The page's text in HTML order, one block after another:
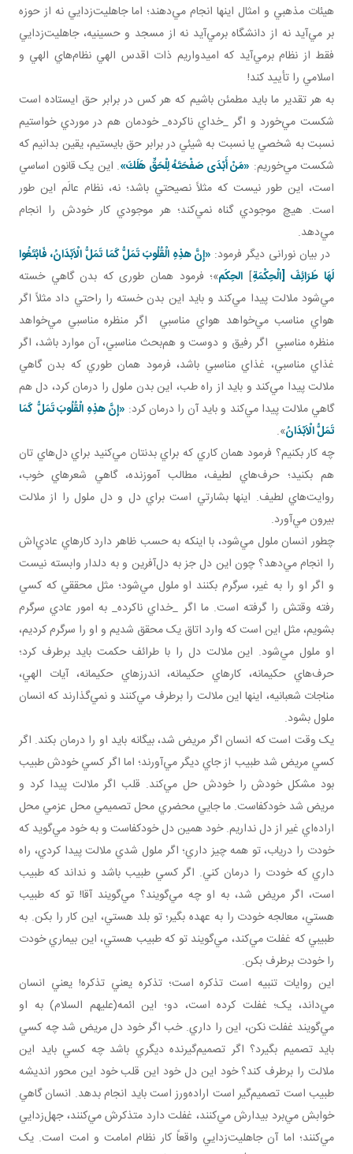
هيئات مذهبي و امثال اينها انجام مي‌دهند؛ اما جاهليت‌زدايي نه از حوزه
بر مي‌آيد نه از دانشگاه برمي‌آيد نه از مسجد و حسينيه، جاهليت‌زدايي
فقط از نظام برمي‌آيد که اميدواريم ذات اقدس الهي نظام‌هاي الهي و
اسلامي را تأييد کند!
به هر تقدير ما بايد مطمئن باشيم که هر کس در برابر حق ايستاده است
شکست مي‌خورد و اگر _خداي ناکرده_ خودمان هم در موردي خواستيم
نسبت به شخصي يا نسبت به شيئي در برابر حق بايستيم، يقين بدانيم که
شکست مي‌خوريم: «مَنْ أَبْدَى صَفْحَتَهُ لِلْحَقِّ هَلَكَ». اين يک قانون اساسي
است، اين‌ طور نيست که مثلاً نصيحتي باشد؛ نه، نظام عالَم اين ‌طور
است. هيچ موجودي گناه نمي‌کند؛ هر موجودي کار خودش را انجام
مي‌دهد.
در بيان نورانی ديگر فرمود: «إِنَّ هذِهِ الْقُلُوبَ تَمَلُّ كَمَا تَمَلُّ الْاَبْدَانُ، فَابْتَغُوا
لَهَا طَرَائِفَ [الْحِكْمَةِ] الحِکَم»؛ فرمود همان طوری که بدن گاهي خسته
مي‌شود ملالت پيدا مي‌کند و بايد اين بدن خسته را راحتي داد مثلاً اگر
هواي مناسب مي‌خواهد هواي مناسبي اگر منظره مناسبي مي‌خواهد
منظره مناسبي اگر رفيق و دوست و هم‌بحث مناسبي، آن موارد باشد، اگر
غذاي مناسبي، غذاي مناسبي باشد، فرمود همان ‌طوري که بدن گاهي
ملالت پيدا مي‌کند و بايد از راه طب، اين بدن ملول را درمان کرد، دل هم
گاهي ملالت پيدا مي‌کند و بايد آن را درمان کرد: «إِنَّ هذِهِ الْقُلُوبَ تَمَلُّ كَمَا
تَمَلُّ الْاَبْدَانُ».
چه کار بکنيم؟ فرمود همان ‌کاري که براي بدنتان مي‌کنيد براي دل‌هاي تان
هم بکنيد؛ حرف‌هاي لطيف، مطالب آموزنده، گاهي شعرهاي خوب،
روايت‌هاي لطيف. اينها بشارتي است براي دل و دل ملول را از ملالت
بيرون مي‌آورد.
چطور انسان ملول مي‌شود، با اينکه به حسب ظاهر دارد کارهاي عادي‌اش
را انجام مي‌دهد؟ چون اين دل جز به دل‌آفرين و به دلدار وابسته نيست
و اگر او را به غير، سرگرم بکنند او ملول مي‌شود؛ مثل محققي که کسي
رفته وقتش را گرفته است. ما اگر _خداي ناکرده_ به امور عادي سرگرم
بشويم، مثل اين است که وارد اتاق يک محقق شديم و او را سرگرم کرديم،
او ملول مي‌شود. اين ملالت دل را با طرائف حکمت بايد برطرف کرد؛
حرف‌هاي حکيمانه، کارهاي حکيمانه، اندرز‌هاي حکيمانه، آيات الهي،
مناجات شعبانيه، اينها اين ملالت را برطرف مي‌کنند و نمي‌گذارند که انسان
ملول بشود.
يک وقت است که انسان اگر مريض شد، بيگانه بايد او را درمان بکند. اگر
کسي مريض شد طبيب از جاي ديگر مي‌آورند؛ اما اگر کسي خودش طبيب
بود مشکل خودش را خودش حل مي‌کند. قلب اگر ملالت پيدا کرد و
مريض شد خودکفاست. ما جايي محضري محل تصميمي محل عزمي محل
اراده‌اي غير از دل نداريم. خود همين دل خودکفاست و به خود مي‌گويد که
خودت را درياب، تو همه چيز داري؛ اگر ملول شدي ملالت پيدا کردي، راه
داري که خودت را درمان کني. اگر کسي طبيب باشد و نداند که طبيب
است، اگر مريض شد، به او چه مي‌گويند؟ مي‌گويند آقا! تو که طبيب
هستي، معالجه خودت را به عهده بگير؛ تو بلد هستي، اين کار را بکن. به
طبيبي که غفلت مي‌کند، مي‌گويند تو که طبيب هستي، اين بيماري خودت
را خودت برطرف بکن.
اين روايات تنبيه است تذکره است؛ تذکره يعني تذکره! يعني انسان
مي‌داند، يک؛ غفلت کرده است، دو؛ اين ائمه(عليهم السلام) به او
مي‌گويند غفلت نکن، اين را داري. خب اگر خود دل مريض شد چه کسي
بايد تصميم بگيرد؟ اگر تصميم‌گيرنده ديگري باشد چه کسي بايد اين
ملالت را برطرف کند؟ خود اين دل خود اين قلب خود اين محور انديشه
طبيب است تصميم‌گير است اراده‌ورز است بايد انجام بدهد. انسان گاهي
خوابش مي‌برد بيدارش مي‌کنند، غفلت دارد متذکرش مي‌کنند، جهل‌زدايي
مي‌کنند؛ اما آن جاهليت‌زدايي واقعاً کار نظام امامت و امت است. يک